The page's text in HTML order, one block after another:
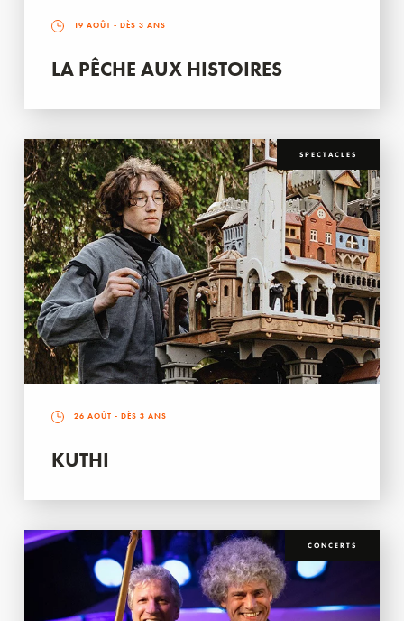
19 AOÛT - DÈS 3 ANS
LA PÊCHE AUX HISTOIRES
SPECTACLES
26 AOÛT - DÈS 3 ANS
KUTHI
CONCERTS